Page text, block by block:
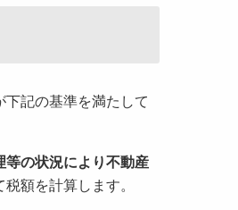
記の基準を満たして
等の状況により不動産
額を計算します。